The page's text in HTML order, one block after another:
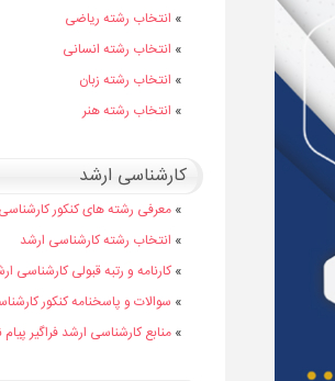
» انتخاب رشته ریاضی
» انتخاب رشته انسانی
» انتخاب رشته زبان
» انتخاب رشته هنر
کارشناسی ارشد
» معرفی رشته های کنکور
» انتخاب رشته کارشناسی ارشد
» کارنامه و رتبه قبولی کارشناسی
» سوالات و پاسخنامه کنکور
» منابع کارشناسی ارشد فراگیر پیام